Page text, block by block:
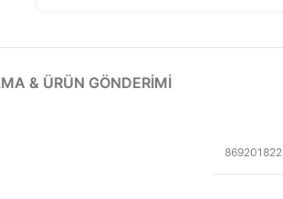
& ÜRÜN GÖNDERIMI